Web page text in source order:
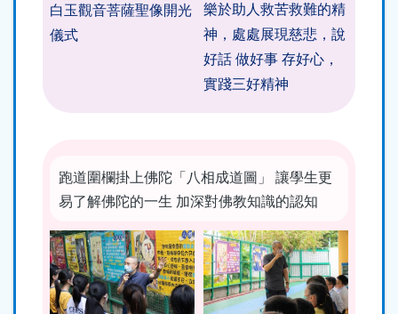
白玉觀音菩薩聖像開光
儀式
樂於助人救苦救難的精
神，處處展現慈悲，說
好話 做好事 存好心，
實踐三好精神
跑道圍欄掛上佛陀「八相成道圖」 讓學生更
易了解佛陀的一生 加深對佛教知識的認知